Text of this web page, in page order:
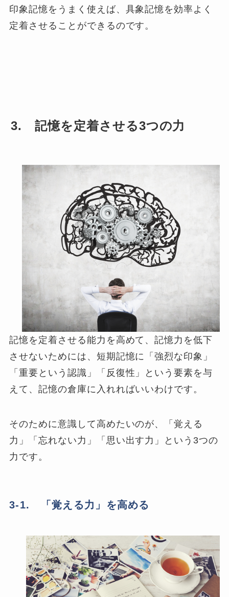
印象記憶をうまく使えば、具象記憶を効率よく
定着させることができるのです。
3. 記憶を定着させる3つの力
記憶を定着させる能力を高めて、記憶力を低下
させないためには、短期記憶に「強烈な印象」
「重要という認識」「反復性」という要素を与
えて、記憶の倉庫に入れればいいわけです。
そのために意識して高めたいのが、「覚える
力」「忘れない力」「思い出す力」という3つの
力です。
3-1. 「覚える力」を高める